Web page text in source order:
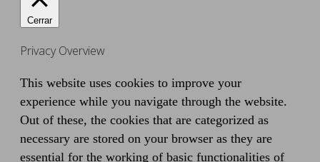
Cerrar
Privacy Overview
This website uses cookies to improve your
experience while you navigate through the website.
Out of these, the cookies that are categorized as
necessary are stored on your browser as they are
essential for the working of basic functionalities of